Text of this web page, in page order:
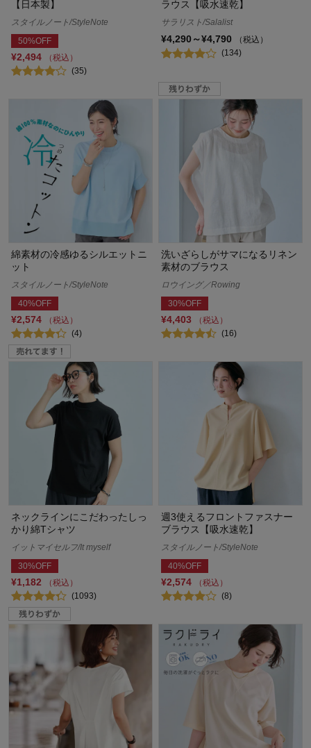
【日本製】
スタイルノート/StyleNote
50%OFF
¥2,494
（税込）
(35)
ラウス【吸水速乾】
サラリスト/Salalist
¥4,290～¥4,790
（税込）
(134)
綿素材の冷感ゆるシルエットニ
ット
スタイルノート/StyleNote
40%OFF
¥2,574
（税込）
(4)
洗いざらしがサマになるリネン
素材のブラウス
ロウイング／Rowing
30%OFF
¥4,403
（税込）
(16)
ネックラインにこだわったしっ
かり綿Tシャツ
イットマイセルフ/It myself
30%OFF
¥1,182
（税込）
(1093)
週3使えるフロントファスナー
ブラウス【吸水速乾】
スタイルノート/StyleNote
40%OFF
¥2,574
（税込）
(8)